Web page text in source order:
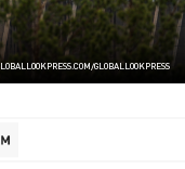
GLOBALLOOKPRESS